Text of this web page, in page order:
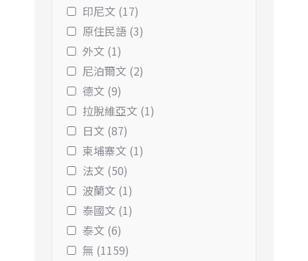
印尼文 (17)
原住民語 (3)
外文 (1)
尼泊爾文 (2)
德文 (9)
拉脫維亞文 (1)
日文 (87)
柬埔寨文 (1)
法文 (50)
波蘭文 (1)
泰國文 (1)
泰文 (6)
無 (1159)